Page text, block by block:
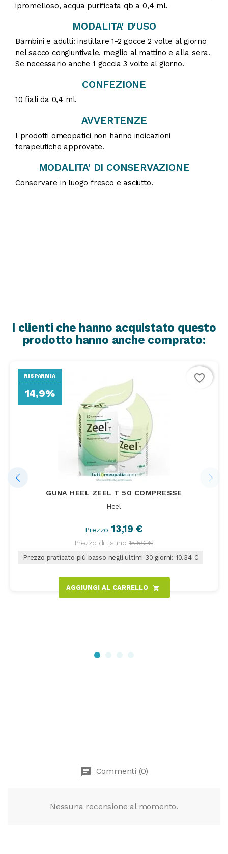
ipromelloso, acqua purificata qb a 0,4 ml.
MODALITA' D'USO
Bambini e adulti: instillare 1-2 gocce 2 volte al giorno
nel sacco congiuntivale, meglio al mattino e alla sera.
Se necessario anche 1 goccia 3 volte al giorno.
CONFEZIONE
10 fiali da 0,4 ml.
AVVERTENZE
I prodotti omeopatici non hanno indicazioni
terapeutiche approvate.
MODALITA' DI CONSERVAZIONE
Conservare in luogo fresco e asciutto.
I clienti che hanno acquistato questo
prodotto hanno anche comprato:
GUNA HEEL ZEEL T 50 COMPRESSE
Heel
Prezzo 13,19 €
Prezzo di listino 15,50 €
Prezzo praticato più basso negli ultimi 30 giorni: 10.34 €
AGGIUNGI AL CARRELLO shopping_cart
RISPARMIA
14,9%
favorite_border
chat Commenti (0)
Nessuna recensione al momento.